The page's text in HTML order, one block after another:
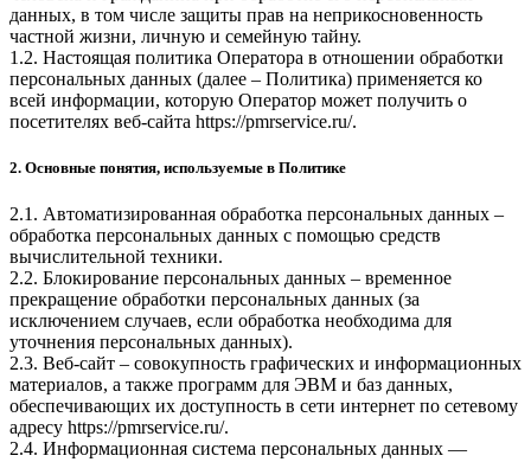
данных, в том числе защиты прав на неприкосновенность
частной жизни, личную и семейную тайну.
1.2. Настоящая политика Оператора в отношении обработки
персональных данных (далее – Политика) применяется ко
всей информации, которую Оператор может получить о
посетителях веб-сайта https://pmrservice.ru/.
2. Основные понятия, используемые в Политике
2.1. Автоматизированная обработка персональных данных –
обработка персональных данных с помощью средств
вычислительной техники.
2.2. Блокирование персональных данных – временное
прекращение обработки персональных данных (за
исключением случаев, если обработка необходима для
уточнения персональных данных).
2.3. Веб-сайт – совокупность графических и информационных
материалов, а также программ для ЭВМ и баз данных,
обеспечивающих их доступность в сети интернет по сетевому
адресу https://pmrservice.ru/.
2.4. Информационная система персональных данных —